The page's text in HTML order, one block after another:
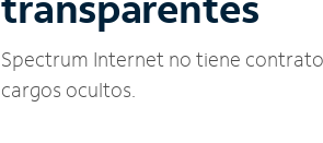
Spectrum Internet no tiene
cargos ocultos.